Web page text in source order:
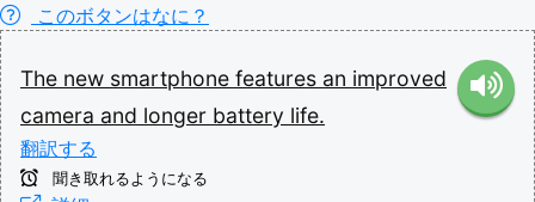
このボタンはなに？
The new smartphone features an improved
camera and longer battery life.
翻訳する
聞き取れるようになる